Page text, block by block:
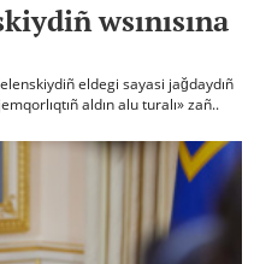
wsınısına
eldegi sayasi jağdaydıñ
aldın alu turalı» zañ..